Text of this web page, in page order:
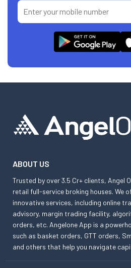
ABOUT US
Trusted by over 3.5 Cr+ clients, Angel
retail full-service broking houses. We
innovative services, including online
advisory, margin trading facility,
orders, etc. Angelone App is a
such as basket orders, GTT orders,
and others that help you navigate